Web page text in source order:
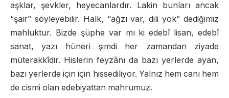
aşklar, şevkler, heyecanlardır. Lakin bunları ancak
“şair” söyleyebilir. Halk, “ağzı var, dili yok” dediğimiz
mahluktur. Bizde şüphe var mı ki edebî lisan, edebî
sanat, yazı hüneri şimdi her zamandan ziyade
müterakkîdir. Hislerin feyzânı da bazı yerlerde ayan,
bazı yerlerde için için hissediliyor. Yalnız hem canı hem
de cismi olan edebiyattan mahrumuz.